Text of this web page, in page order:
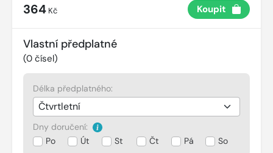
364 Kč Koupit
Vlastní předplatné
(0 čísel)
Délka předplatného:
Dny doručení:
Po
Út St Čt Pá So